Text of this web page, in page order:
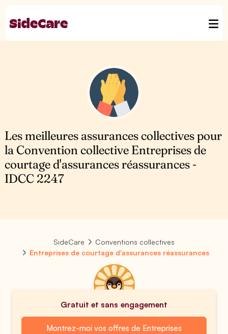
Les meilleures assurances collectives pour
la Convention collective Entreprises de
courtage d'assurances réassurances -
IDCC 2247
SideCare
Conventions collectives
Entreprises de courtage d'assurances réassurances
Gratuit et sans engagement
Montrez-moi vos offres de Entreprises